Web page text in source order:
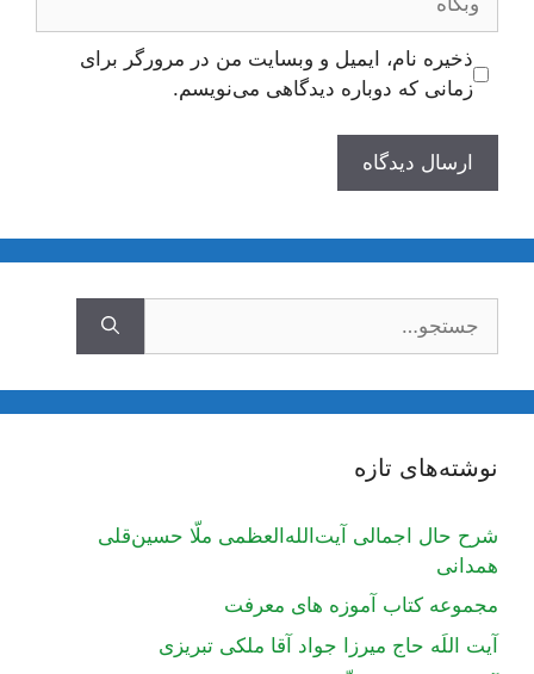
ذخیره نام، ایمیل و وبسایت من در مرورگر برای
زمانی که دوباره دیدگاهی می‌نویسم.
نوشته‌های تازه
شرح حال اجمالی آیت‌الله‌العظمی ملّا حسین‌قلی
همدانی
مجموعه کتاب آموزه های معرفت
آیت اللَه حاج میرزا جواد آقا ملکی تبریزی